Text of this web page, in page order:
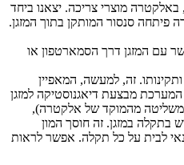
מוצרי צריכה. יצאנו ביחד
פיתחה סנסור המותקן בתוך המזגן.
עם המזגן דרך הסמארטפון או
זה, למעשה, המאפיין
מבצעת דיאגנוסטיקה למזגן
(משליטה מהמוקד של אלקטרה),
בתקלה במזגן. זה חוסך המון
לבית על כל תקלה. אפשר לראות